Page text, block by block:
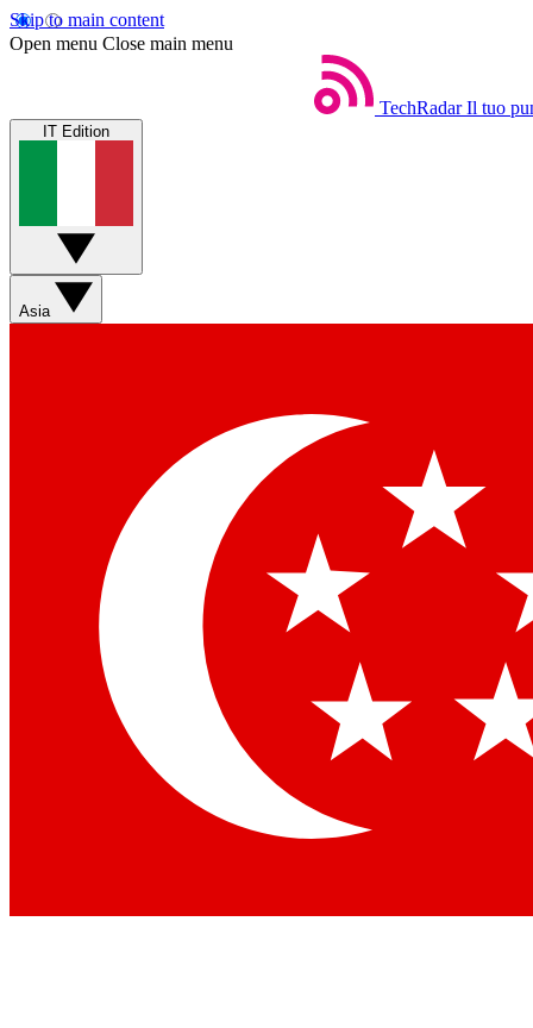
Skip to main content
Open menu Close main menu
TechRadar Il tuo
IT Edition
Asia